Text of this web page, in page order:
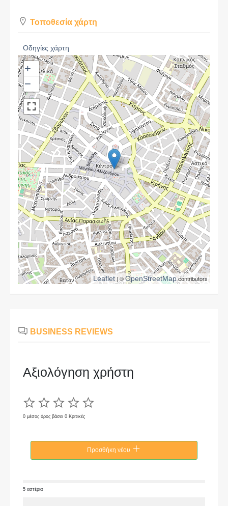
Τοποθεσία χάρτη
Οδηγίες χάρτη
+
−
Leaflet | ©OpenStreetMapcontributors
BUSINESS REVIEWS
Αξιολόγηση χρήστη
0 μέσος όρος βάσει 0 Κριτικές
Προσθήκη νέου
5 αστέρια